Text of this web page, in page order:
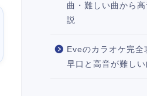
曲・難しい曲から
説
Eveのカラオケ完全
早口と高音が難しい